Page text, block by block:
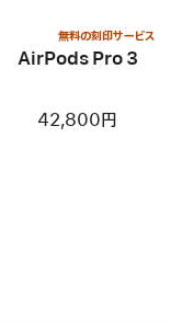
無料の刻印サービス
AirPods Pro 3
42,800円